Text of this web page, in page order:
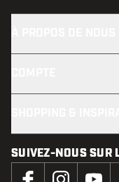
SUIVEZ-NOUS SUR